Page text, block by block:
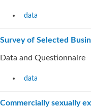
data
Survey of Selected
Data and Questionnaire
data
Commercially sexually